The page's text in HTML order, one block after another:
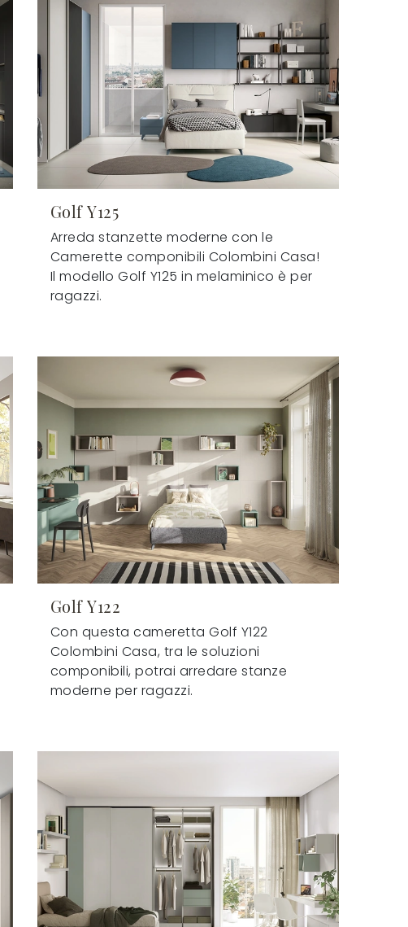
Golf Y125
Arreda stanzette moderne con le
Camerette componibili Colombini Casa!
Il modello Golf Y125 in melaminico è per
ragazzi.
Golf Y122
Con questa cameretta Golf Y122
Colombini Casa, tra le soluzioni
componibili, potrai arredare stanze
moderne per ragazzi.